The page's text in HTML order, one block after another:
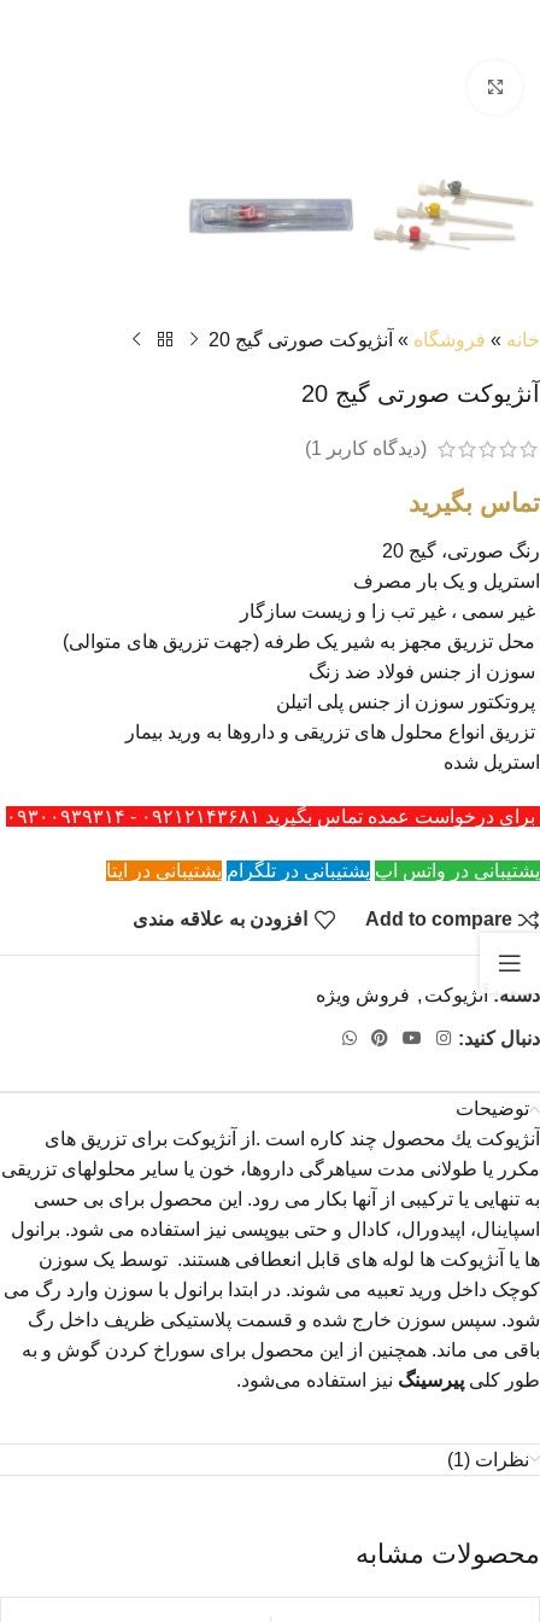
خانه » فروشگاه » آنژیوکت صورتی گیج 20
آنژیوکت صورتی گیج 20
(دیدگاه کاربر 1
)
تماس بگیرید
رنگ صورتی، گیج 20
استریل و یک بار مصرف
غیر سمی ، غیر تب زا و زیست سازگار
محل تزریق مجهز به شیر یک طرفه (جهت تزریق های متوالی)
سوزن از جنس فولاد ضد زنگ
پروتکتور سوزن از جنس پلی اتیلن
تزریق انواع محلول های تزریقی و داروها به ورید بیمار
استریل شده
برای درخواست عمده تماس بگیرید ۰۹۲۱۲۱۴۳۶۸۱ - ۰۹۳۰۰۹۳۹۳۱۴
پشتیبانی در واتس اپ پشتیبانی در تلگرام پشتیبانی در ایتا
Add to compare افزودن به علاقه مندی
دسته: آنژیوکت , فروش ویژه
دنبال کنید:
توضیحات
آنژیوكت یك محصول چند كاره است .از آنژیوکت برای تزریق های
مكرر یا طولانی مدت سیاهرگی داروها، خون یا سایر محلولهای تزریقی
به تنهایی يا تركیبی از آنها بكار می رود. این محصول برای بی حسی
اسپاینال، اپیدورال، كادال و حتی بیوپسی نیز استفاده می شود. برانول
ها یا آنژیوکت ها لوله های قابل انعطافی هستند. توسط یک سوزن
کوچک داخل ورید تعبیه می شوند. در ابتدا برانول با سوزن وارد رگ می
شود. سپس سوزن خارج شده و قسمت پلاستیکی ظریف داخل رگ
باقی می ماند. همچنین از این محصول برای سوراخ کردن گوش و به
طور کلی پیرسینگ نیز استفاده می‌شود.
نظرات (1)
محصولات مشابه